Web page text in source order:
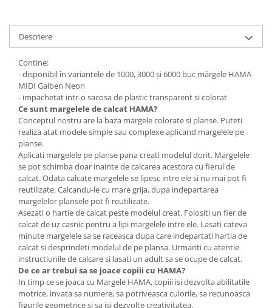
Saltele
Wellness
Diverse jucarii educative
Apa si nisip
Dezvoltarea limbajului
Figurine
Mobilier gradinita
Montessori
Spații de joacă
Educatie inovativa
Anatomie
Comunicare
Dezvoltare timpurie
Experimente
Forme
Joc imaginativ
Descriere
Contine:
- disponibil în variantele de 1000, 3000 și 6000 buc mărgele HAMA
MIDI Galben Neon
- impachetat intr-o sacosa de plastic transparent si colorat
Ce sunt margelele de calcat HAMA?
Conceptul nostru are la baza margele colorate si planse. Puteti
realiza atat modele simple sau complexe aplicand margelele pe
planse.
Aplicati margelele pe planse pana creati modelul dorit. Margelele
se pot schimba doar inainte de calcarea acestora cu fierul de
calcat. Odata calcate margelele se lipesc intre ele si nu mai pot fi
reutilizate. Calcandu-le cu mare grija, dupa indepartarea
margelelor plansele pot fi reutilizate.
Asezati o hartie de calcat peste modelul creat. Folositi un fier de
calcat de uz casnic pentru a lipi margelele intre ele. Lasati cateva
minute margelele sa se raceasca dupa care indepartati hartia de
calcat si desprindeti modelul de pe plansa. Urmariti cu atentie
instructiunile de calcare si lasati un adult sa se ocupe de calcat.
De ce ar trebui sa se joace copiii cu HAMA?
In timp ce se joaca cu Margele HAMA, copiii isi dezvolta abilitatile
motrice, invata sa numere, sa potriveasca culorile, sa recunoasca
figurile geometrice si sa isi dezvolte creativitatea.